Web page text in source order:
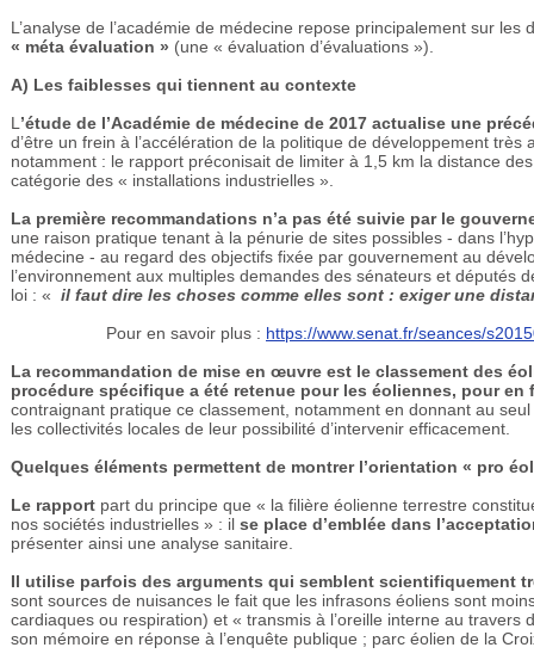
L’analyse de l’académie de médecine repose principalement sur
« méta évaluation » (une « évaluation d’évaluations »).
A) Les faiblesses qui tiennent au contexte
L ’étude de l’Académie de médecine de 2017 actualise une
d’être un frein à l’accélération de la politique de développement
notamment : le rapport préconisait de limiter à 1,5 km la distance
catégorie des « installations industrielles ».
La première recommandations n’a pas été suivie par le
une raison pratique tenant à la pénurie de sites possibles - dans
médecine - au regard des objectifs fixée par gouvernement au
l’environnement aux multiples demandes des sénateurs et
loi : « il faut dire les choses comme elles sont : exiger une
Pour en savoir plus : https://www.senat.fr/seances/
La recommandation de mise en œuvre est le classement des
procédure spécifique a été retenue pour les éoliennes, pour
contraignant pratique ce classement, notamment en donnant au
les collectivités locales de leur possibilité d’intervenir efficacement.
Quelques éléments permettent de montrer l’orientation « pro
Le rapport part du principe que « la filière éolienne terrestre
nos sociétés industrielles » : il se place d’emblée dans
présenter ainsi une analyse sanitaire.
Il utilise parfois des arguments qui semblent scientifiquement
sont sources de nuisances le fait que les infrasons éoliens sont
cardiaques ou respiration) et « transmis à l’oreille interne au
son mémoire en réponse à l’enquête publique ; parc éolien de la